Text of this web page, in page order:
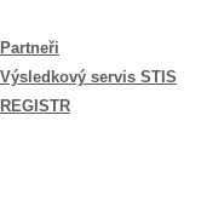
Partneři
Výsledkový servis STIS
REGISTR